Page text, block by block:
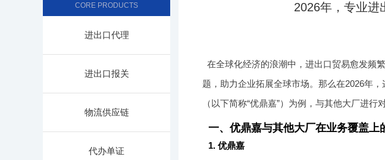
CORE PRODUCTS
进出口代理
进出口报关
物流供应链
代办单证
2026年，专业进
在全球化经济的浪潮中，进出口贸易愈发频
题，助力企业拓展全球市场。那么在2026年
（以下简称“优鼎嘉”）为例，与其他大厂进
一、优鼎嘉与其他大厂在业务覆盖上
1. 优鼎嘉